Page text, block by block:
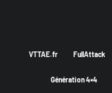
VTTAE.fr FullAttack
Génération 4×4